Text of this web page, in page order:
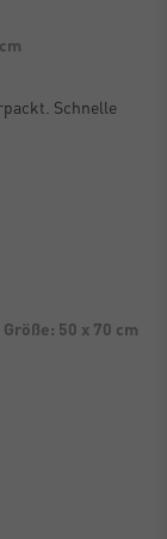
Schnelle
Größe: 50 x 70 cm